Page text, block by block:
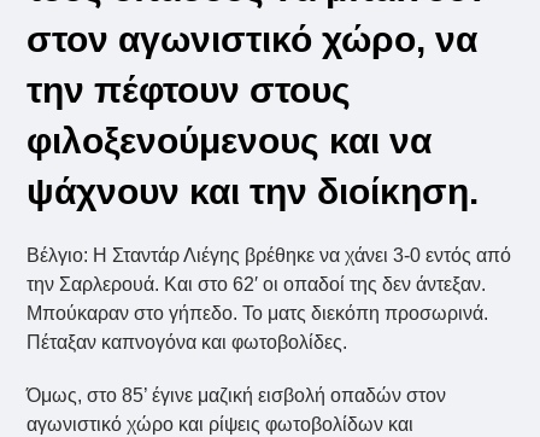
στον αγωνιστικό χώρο, να
την πέφτουν στους
φιλοξενούμενους και να
ψάχνουν και την διοίκηση.
Βέλγιο: Η Σταντάρ Λιέγης βρέθηκε να χάνει 3-0 εντός από
την Σαρλερουά. Και στο 62′ οι οπαδοί της δεν άντεξαν.
Μπούκαραν στο γήπεδο. Το ματς διεκόπη προσωρινά.
Πέταξαν καπνογόνα και φωτοβολίδες.
Όμως, στο 85’ έγινε μαζική εισβολή οπαδών στον
αγωνιστικό χώρο και ρίψεις φωτοβολίδων και